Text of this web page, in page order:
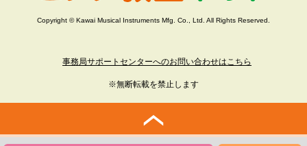
Copyright © Kawai Musical Instruments Mfg. Co., Ltd. All Rights Reserved.
事務局サポートセンターへのお問い合わせはこちら
※無断転載を禁止します